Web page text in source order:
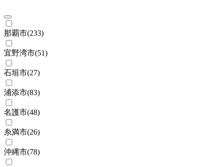
那覇市(233)
宜野湾市(51)
石垣市(27)
浦添市(83)
名護市(48)
糸満市(26)
沖縄市(78)